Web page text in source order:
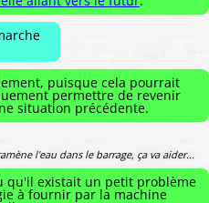
puisque cela pourrait
permettre de revenir
situation précédente.
l'eau dans le barrage, ça va aider...
qu'il existait un petit problème
à fournir par la machine